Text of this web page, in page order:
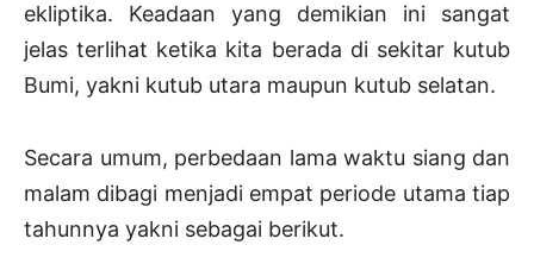
ekliptika. Keadaan yang demikian ini sangat
jelas terlihat ketika kita berada di sekitar kutub
Bumi, yakni kutub utara maupun kutub selatan.
Secara umum, perbedaan lama waktu siang dan
malam dibagi menjadi empat periode utama tiap
tahunnya yakni sebagai berikut.